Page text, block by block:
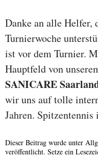
Danke an alle Helfer,
Turnierwoche
ist vor dem Turnier.
Hauptfeld von
SANICARE
wir uns auf tolle
Jahren.
Dieser Beitrag wurde unter
veröffentlicht. Setze ein